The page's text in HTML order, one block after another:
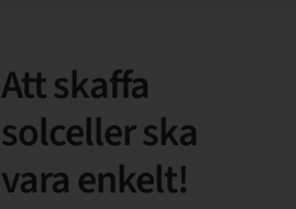
Att skaffa
solceller ska
vara enkelt!